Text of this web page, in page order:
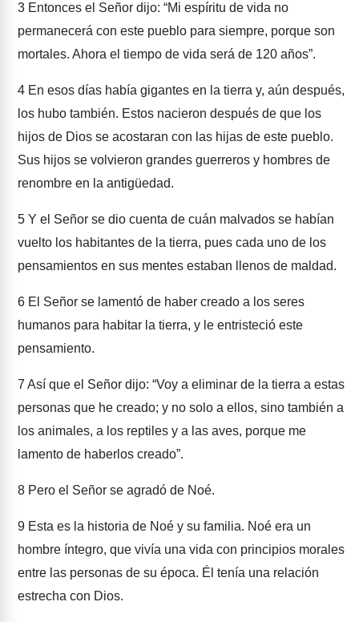
3 Entonces el Señor dijo: “Mi espíritu de vida no
permanecerá con este pueblo para siempre, porque son
mortales. Ahora el tiempo de vida será de 120 años”.
4 En esos días había gigantes en la tierra y, aún después,
los hubo también. Estos nacieron después de que los
hijos de Dios se acostaran con las hijas de este pueblo.
Sus hijos se volvieron grandes guerreros y hombres de
renombre en la antigüedad.
5 Y el Señor se dio cuenta de cuán malvados se habían
vuelto los habitantes de la tierra, pues cada uno de los
pensamientos en sus mentes estaban llenos de maldad.
6 El Señor se lamentó de haber creado a los seres
humanos para habitar la tierra, y le entristeció este
pensamiento.
7 Así que el Señor dijo: “Voy a eliminar de la tierra a estas
personas que he creado; y no solo a ellos, sino también a
los animales, a los reptiles y a las aves, porque me
lamento de haberlos creado”.
8 Pero el Señor se agradó de Noé.
9 Esta es la historia de Noé y su familia. Noé era un
hombre íntegro, que vivía una vida con principios morales
entre las personas de su época. Él tenía una relación
estrecha con Dios.